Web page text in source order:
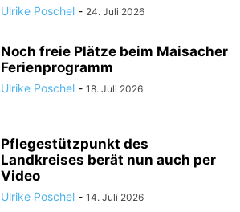
Ulrike Poschel - 24. Juli 2026
Noch freie Plätze beim Maisacher
Ferienprogramm
Ulrike Poschel - 18. Juli 2026
Pflegestützpunkt des
Landkreises berät nun auch per
Video
Ulrike Poschel - 14. Juli 2026